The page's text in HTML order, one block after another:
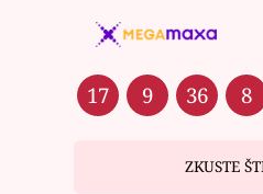
17 9 36 8
ZKUSTE